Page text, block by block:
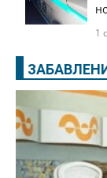
1